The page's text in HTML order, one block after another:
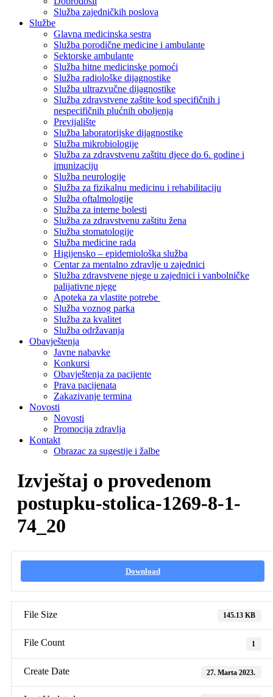
Služba zajedničkih poslova
Službe
Glavna medicinska sestra
Služba porodične medicine i ambulante
Sektorske ambulante
Služba hitne medicinske pomoći
Služba radiološke dijagnostike
Služba ultrazvučne dijagnostike
Služba zdravstvene zaštite kod specifičnih i
nespecifičnih plućnih oboljenja
Previjalište
Služba laboratorijske dijagnostike
Služba mikrobiologije
Služba za zdravstvenu zaštitu djece do 6. godine i
imunizaciju
Služba neurologije
Služba za fizikalnu medicinu i rehabilitaciju
Služba oftalmologije
Služba za interne bolesti
Služba za zdravstvenu zaštitu žena
Služba stomatologije
Služba medicine rada
Higijensko – epidemiološka služba
Centar za mentalno zdravlje u zajednici
Služba zdravstvene njege u zajednici i vanbolničke
palijativne njege
Apoteka za vlastite potrebe
Služba voznog parka
Služba za kvalitet
Služba održavanja
Obavještenja
Javne nabavke
Konkursi
Obavještenja za pacijente
Prava pacijenata
Zakazivanje termina
Novosti
Novosti
Promocija zdravlja
Kontakt
Obrazac za sugestije i žalbe
Izvještaj o provedenom
postupku-stolica-1269-8-1-
74_20
Download
File Size 145.13 KB
File Count 1
Create Date 27. Marta 2023.